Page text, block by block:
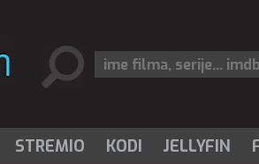
STREMIO KODI JELLYFIN